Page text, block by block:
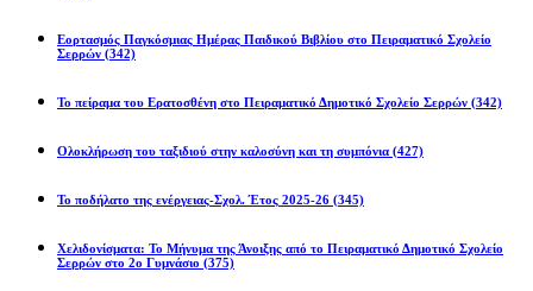
Εορτασμός Παγκόσμιας Ημέρας Παιδικού Βιβλίου στο Πειραματικό Σχολείο
Σερρών (342)
Το πείραμα του Ερατοσθένη στο Πειραματικό Δημοτικό Σχολείο Σερρών (342)
Ολοκλήρωση του ταξιδιού στην καλοσύνη και τη συμπόνια (427)
Το ποδήλατο της ενέργειας-Σχολ. Έτος 2025-26 (345)
Χελιδονίσματα: Το Μήνυμα της Άνοιξης από το Πειραματικό Δημοτικό Σχολείο
Σερρών στο 2ο Γυμνάσιο (375)